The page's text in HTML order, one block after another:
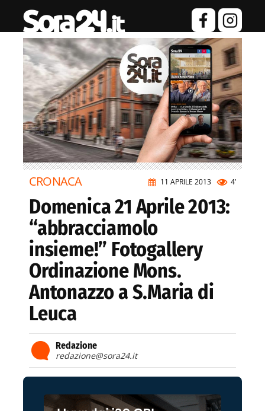
11 APRILE 2013 4’
CRONACA
Domenica 21 Aprile 2013:
“abbracciamolo
insieme!” Fotogallery
Ordinazione Mons.
Antonazzo a S.Maria di
Leuca
Redazione
redazione@sora24.it